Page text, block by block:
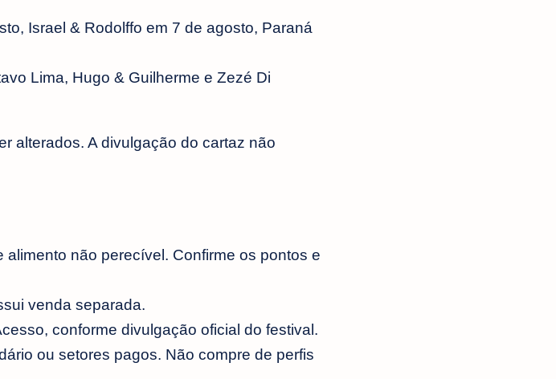
Israel & Rodolffo em 7 de agosto, Paraná
Lima, Hugo & Guilherme e Zezé Di
alterados. A divulgação do cartaz não
não perecível. Confirme os pontos e
venda separada.
conforme divulgação oficial do festival.
ou setores pagos. Não compre de perfis